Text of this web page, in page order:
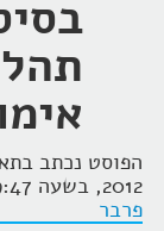
2012, בשעה 19:47, על ידי
פרבר